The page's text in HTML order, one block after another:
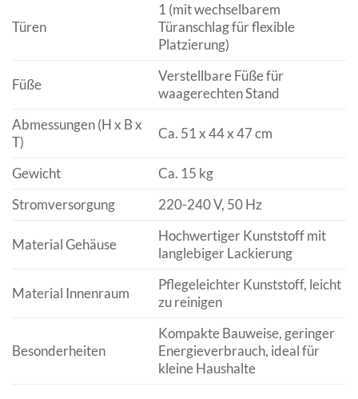
Türen
1 (mit wechselbarem
Türanschlag für flexible
Platzierung)
Füße
Verstellbare Füße für
waagerechten Stand
Abmessungen (H x B x
T)
Ca. 51 x 44 x 47 cm
Gewicht
Ca. 15 kg
Stromversorgung
220-240 V, 50 Hz
Material Gehäuse
Hochwertiger Kunststoff mit
langlebiger Lackierung
Material Innenraum
Pflegeleichter Kunststoff, leicht
zu reinigen
Besonderheiten
Kompakte Bauweise, geringer
Energieverbrauch, ideal für
kleine Haushalte